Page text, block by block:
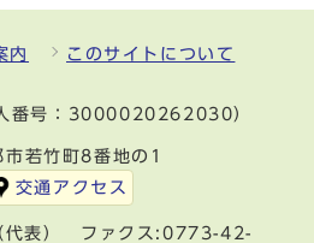
内 このサイトについて
人番号：3000020262030）
若竹町8番地の1
交通アクセス
代表） ファクス:0773-42-